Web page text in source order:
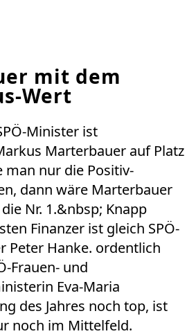
mit dem
Wert
Minister ist
Marterbauer auf Platz
man nur die Positiv-
dann wäre Marterbauer
Nr. 1.&nbsp; Knapp
Finanzer ist gleich SPÖ-
Peter Hanke. ordentlich
Frauen- und
Eva-Maria
des Jahres noch top, ist
noch im Mittelfeld.